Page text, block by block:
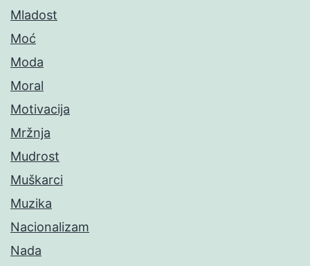
Mladost
Moć
Moda
Moral
Motivacija
Mržnja
Mudrost
Muškarci
Muzika
Nacionalizam
Nada